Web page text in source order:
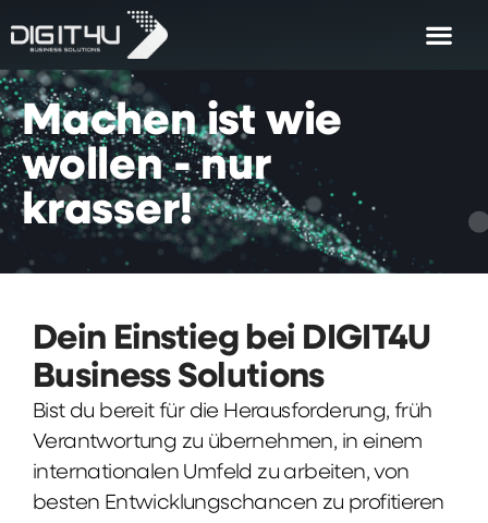
Machen ist wie
wollen - nur
krasser!
Dein Einstieg bei DIGIT4U
Business Solutions
Bist du bereit für die Herausforderung, früh
Verantwortung zu übernehmen, in einem
internationalen Umfeld zu arbeiten, von
besten Entwicklungschancen zu profitieren